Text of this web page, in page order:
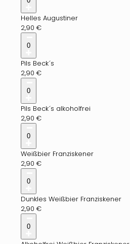
Helles Augustiner
2,90 €
0
Pils Beck´s
2,90 €
0
Pils Beck´s alkoholfrei
2,90 €
0
Weißbier Franziskener
2,90 €
0
Dunkles Weißbier Franziskener
2,90 €
0